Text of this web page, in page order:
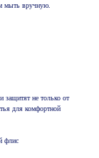
мыть вручную.
защитят не только от
для комфортной
флис